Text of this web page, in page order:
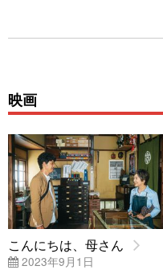
映画
こんにちは、母さん
2023年9月1日